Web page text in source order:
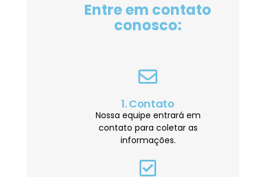
Entre em contato
conosco:
1. Contato
Nossa equipe entrará em
contato para coletar as
informações.